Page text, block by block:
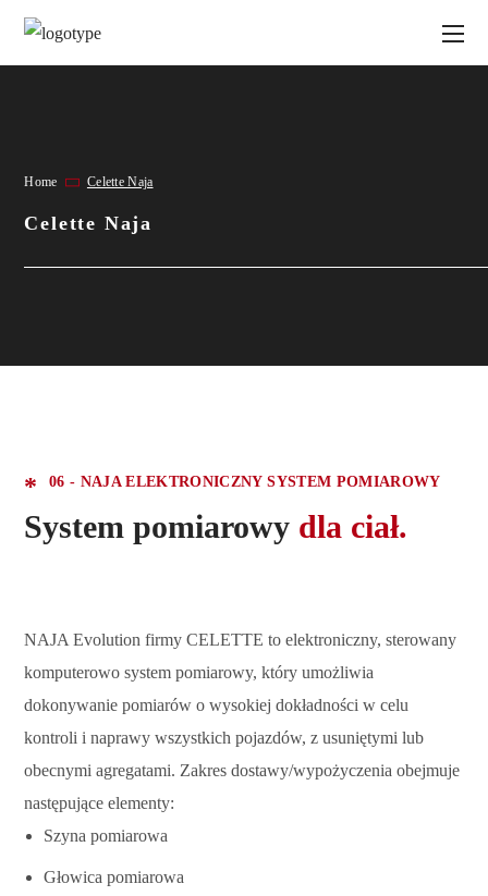
Home Celette Naja
Celette Naja
06 - NAJA ELEKTRONICZNY SYSTEM POMIAROWY
System pomiarowy dla ciał.
NAJA Evolution firmy CELETTE to elektroniczny, sterowany
komputerowo system pomiarowy, który umożliwia
dokonywanie pomiarów o wysokiej dokładności w celu
kontroli i naprawy wszystkich pojazdów, z usuniętymi lub
obecnymi agregatami. Zakres dostawy/wypożyczenia obejmuje
następujące elementy:
Szyna pomiarowa
Głowica pomiarowa